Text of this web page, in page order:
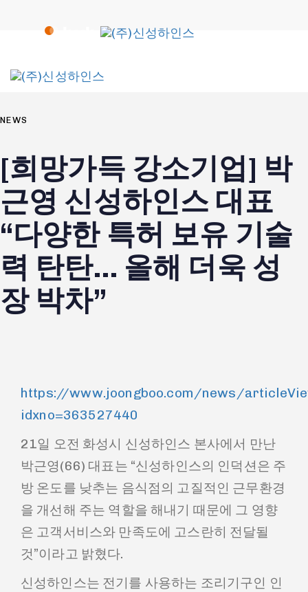
Skip
content
IN:
NEWS
[희망가득 강소기업] 박
근영 신성하인스 대표
“다양한 특허 보유 기술
력 탄탄… 올해 더욱 성
장 박차”
https://www.joongboo.com/news/
idxno=363527440
21일 오전 화성시 신성하인스 본사에서 만난
박근영(66) 대표는 “신성하인스의 인덕션은 주
방 온도를 낮추는 음식점의 고질적인 근무환경
을 개선해 주는 역할을 해내기 때문에 그 영향
은 고객서비스와 만족도에 고스란히 전달될
것”이라고 밝혔다.
신성하인스는 전기를 사용하는 조리기구인 인